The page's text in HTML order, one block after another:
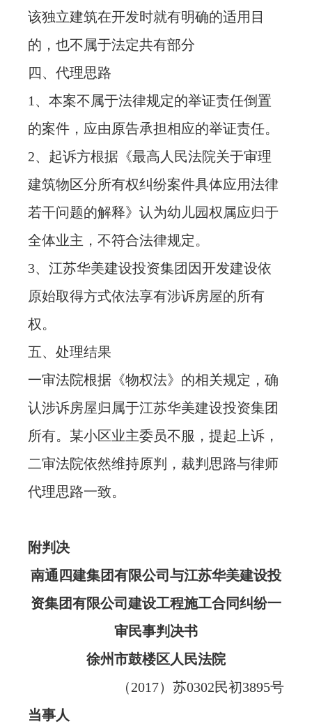
该独立建筑在开发时就有明确的适用目
的，也不属于法定共有部分
四、代理思路
1、本案不属于法律规定的举证责任倒置
的案件，应由原告承担相应的举证责任。
2、起诉方根据《最高人民法院关于审理
建筑物区分所有权纠纷案件具体应用法律
若干问题的解释》认为幼儿园权属应归于
全体业主，不符合法律规定。
3、江苏华美建设投资集团因开发建设依
原始取得方式依法享有涉诉房屋的所有
权。
五、处理结果
一审法院根据《物权法》的相关规定，确
认涉诉房屋归属于江苏华美建设投资集团
所有。某小区业主委员不服，提起上诉，
二审法院依然维持原判，裁判思路与律师
代理思路一致。
附判决
南通四建集团有限公司与江苏华美建设投
资集团有限公司建设工程施工合同纠纷一
审民事判决书
徐州市鼓楼区人民法院
（2017）苏0302民初3895号
当事人